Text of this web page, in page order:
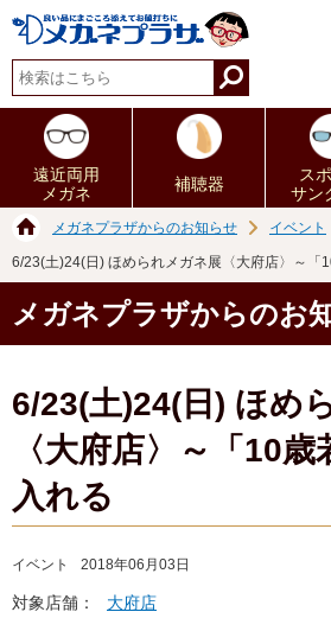
遠近両用
メガネ
補聴器
ス
サン
メガネプラザからのお知らせ イベント
6/23(土)24(日) ほめられメガネ展〈大府店〉～「
メガネプラザからのお
6/23(土)24(日) ほめ
〈大府店〉～「10
入れる
イベント 2018年06月03日
対象店舗： 大府店